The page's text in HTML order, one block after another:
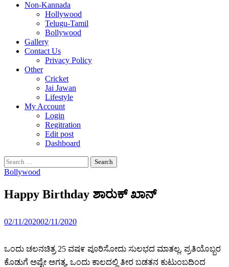
Non-Kannada
Hollywood
Telugu-Tamil
Bollywood
Gallery
Contact Us
Privacy Policy
Other
Cricket
Jai Jawan
Lifestyle
My Account
Login
Regitration
Edit post
Dashboard
Search
for:
Bollywood
Happy Birthday ಶಾರುಕ್ ಖಾನ್
02/11/202002/11/2020
ಒಂದು ಚಲನಚಿತ್ರ 25 ವಷ೯ ಪೂರಿಸೋದು ಸುಲಭದ ಮಾತಲ್ಲ, ಪ್ರತಿಯೊಬ್ಬರ
ಕೊಡುಗೆ ಅಷ್ಟೇ ಅಗತ್ಯ, ಒಂದು ಕಾಲದಲ್ಲಿ ತೀರ ಬಡತನ ಕುಟುಂಬದಿಂದ